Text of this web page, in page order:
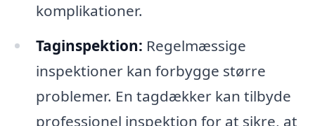
komplikationer.
Taginspektion: Regelmæssige
inspektioner kan forbygge større
problemer. En tagdækker kan tilbyde
professionel inspektion for at sikre, at